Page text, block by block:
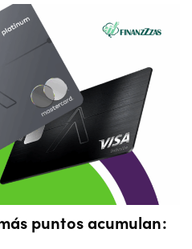
puntos acumulan: